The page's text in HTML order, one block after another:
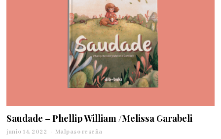
Saudade – Phellip William /Melissa Garabeli
junio 14, 2022
Malpaso reseña